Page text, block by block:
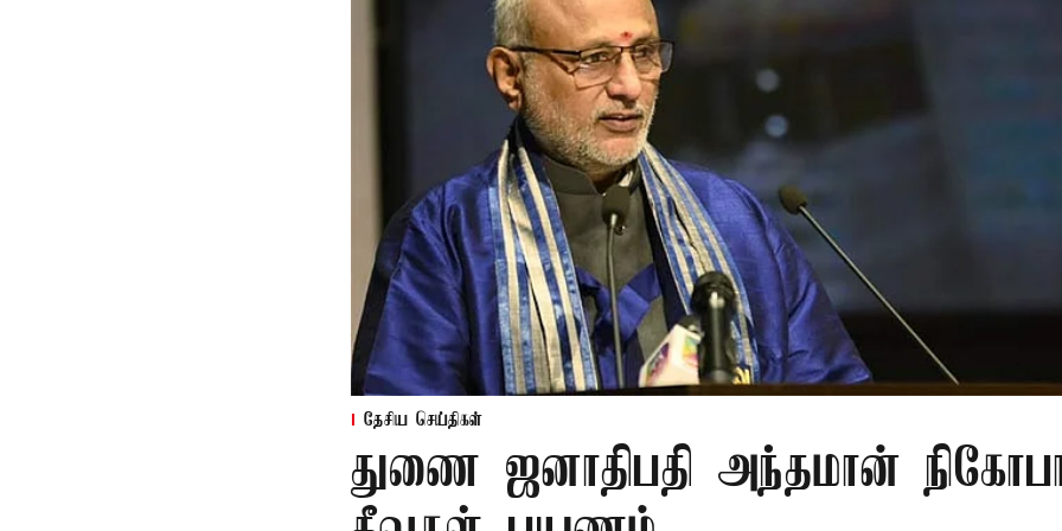
தேசிய செய்திகள்
துணை ஜனாதிபதி அந்தமான்